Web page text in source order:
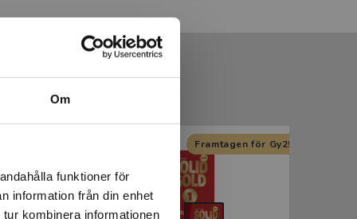
Om
funktioner för
information från din enhet
kombinera informationen
Kommande
Framtagen för Gy25